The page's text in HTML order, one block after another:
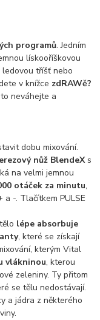
programů. Jedním
lískooříškovou
ledovou tříšť nebo
v knížce zdRAWě?
neváhejte a
dobu mixování.
nůž BlendeXs
na velmi jemnou
otáček za minutu,
-. Tlačítkem PULSE
lépe absorbuje
, které se získají
kterým Vital
vlákninou, kterou
zeleniny. Ty přitom
se tělu nedostávají.
a jádra z některého